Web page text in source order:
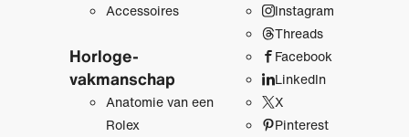
Accessoires
Horloge­
vakmanschap
Anatomie van een
Rolex
Instagram
Threads
Facebook
LinkedIn
X
Pinterest